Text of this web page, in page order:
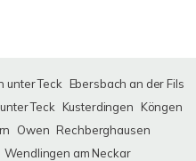
unter Teck
Ebersbach an der Fils
Teck Kusterdingen
Köngen
Owen Rechberghausen
Wendlingen am Neckar